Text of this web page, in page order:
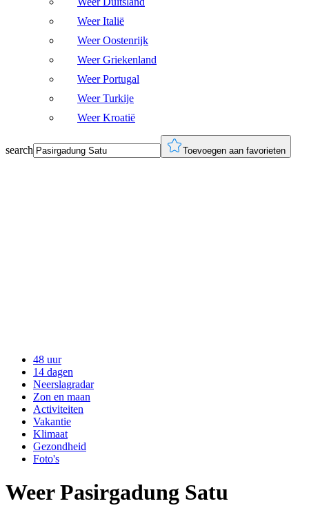
Weer Italië
Weer Oostenrijk
Weer Griekenland
Weer Portugal
Weer Turkije
Weer Kroatië
search Toevoegen aan favorieten
48 uur
14 dagen
Neerslagradar
Zon en maan
Activiteiten
Vakantie
Klimaat
Gezondheid
Foto's
Weer Pasirgadung Satu